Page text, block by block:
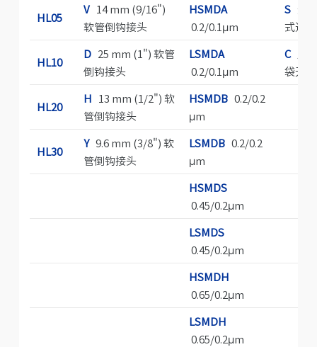
HL05
V14 mm (9/16")
软管倒钩接头
HSMDA
0.2/0.1μm
S无
式过
HL10
D25 mm (1") 软管
倒钩接头
LSMDA
0.2/0.1μm
C灭
袋无
HL20
H 13 mm (1/2") 软
管倒钩接头
HSMDB0.2/0.2
μm
HL30
Y9.6 mm (3/8") 软
管倒钩接头
LSMDB0.2/0.2
μm
HSMDS
0.45/0.2μm
LSMDS
0.45/0.2μm
HSMDH
0.65/0.2μm
LSMDH
0.65/0.2μm